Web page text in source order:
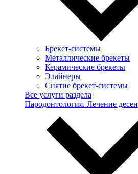
Брекет-системы
Металлические брекеты
Керамические брекеты
Элайнеры
Снятие брекет-системы
Все услуги раздела
Пародонтология. Лечение десен